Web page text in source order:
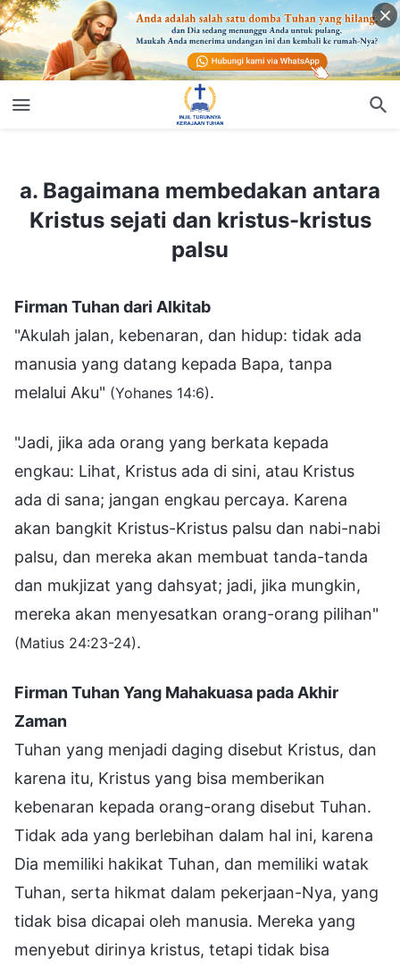
a. Bagaimana membedakan antara
Kristus sejati dan kristus-kristus
palsu
Firman Tuhan dari Alkitab
"Akulah jalan, kebenaran, dan hidup: tidak ada
manusia yang datang kepada Bapa, tanpa
melalui Aku" (Yohanes 14:6).
"Jadi, jika ada orang yang berkata kepada
engkau: Lihat, Kristus ada di sini, atau Kristus
ada di sana; jangan engkau percaya. Karena
akan bangkit Kristus-Kristus palsu dan nabi-nabi
palsu, dan mereka akan membuat tanda-tanda
dan mukjizat yang dahsyat; jadi, jika mungkin,
mereka akan menyesatkan orang-orang pilihan"
(Matius 24:23-24).
Firman Tuhan Yang Mahakuasa pada Akhir
Zaman
Tuhan yang menjadi daging disebut Kristus, dan
karena itu, Kristus yang bisa memberikan
kebenaran kepada orang-orang disebut Tuhan.
Tidak ada yang berlebihan dalam hal ini, karena
Dia memiliki hakikat Tuhan, dan memiliki watak
Tuhan, serta hikmat dalam pekerjaan-Nya, yang
tidak bisa dicapai oleh manusia. Mereka yang
menyebut dirinya kristus, tetapi tidak bisa